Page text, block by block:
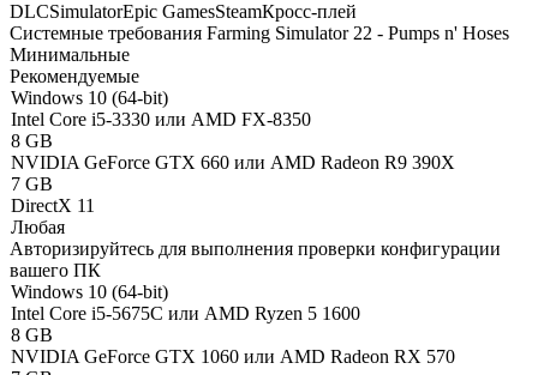
DLCSimulatorEpic GamesSteamКросс-плей
Системные требования Farming Simulator 22 - Pumps n' Hoses
Минимальные
Рекомендуемые
Windows 10 (64-bit)
Intel Core i5-3330 или AMD FX-8350
8 GB
NVIDIA GeForce GTX 660 или AMD Radeon R9 390X
7 GB
DirectX 11
Любая
Авторизируйтесь для выполнения проверки конфигурации
вашего ПК
Windows 10 (64-bit)
Intel Core i5-5675C или AMD Ryzen 5 1600
8 GB
NVIDIA GeForce GTX 1060 или AMD Radeon RX 570